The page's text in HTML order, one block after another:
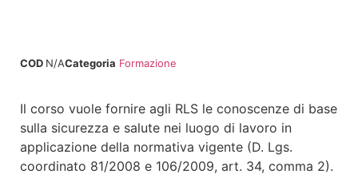
COD N/ACategoria Formazione
Il corso vuole fornire agli RLS le conoscenze di base
sulla sicurezza e salute nei luogo di lavoro in
applicazione della normativa vigente (D. Lgs.
coordinato 81/2008 e 106/2009, art. 34, comma 2).